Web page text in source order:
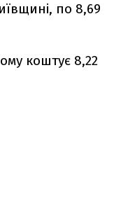
по 8,69
коштує 8,22